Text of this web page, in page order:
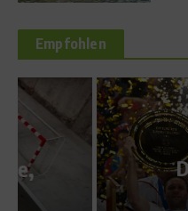
Empfohlen
Die